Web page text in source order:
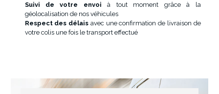
Suivi de votre envoi à tout moment grâce à la
géolocalisation de nos véhicules
Respect des délais avec une confirmation de livraison de
votre colis une fois le transport effectué